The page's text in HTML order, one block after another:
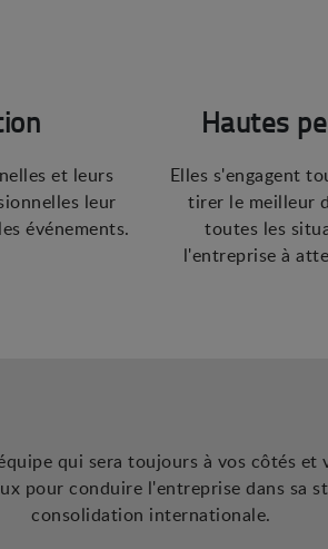
et leurs
leur
événements.
Hautes
Elles s'engagent
tirer le meilleur
toutes les
l'entreprise à
qui sera toujours à vos côtés et
pour conduire l'entreprise dans sa
consolidation internationale.